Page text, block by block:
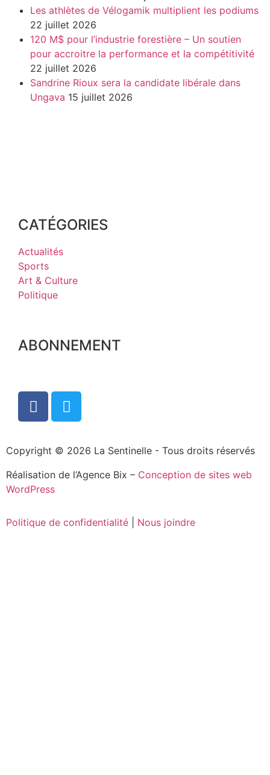
Les athlètes de Vélogamik multiplient les podiums
22 juillet 2026
120 M$ pour l’industrie forestière – Un soutien
pour accroitre la performance et la compétitivité
22 juillet 2026
Sandrine Rioux sera la candidate libérale dans
Ungava 15 juillet 2026
CATÉGORIES
Actualités
Sports
Art & Culture
Politique
ABONNEMENT
Copyright © 2026 La Sentinelle - Tous droits réservés
Réalisation de l’Agence Bix – Conception de sites web
WordPress
Politique de confidentialité Nous joindre